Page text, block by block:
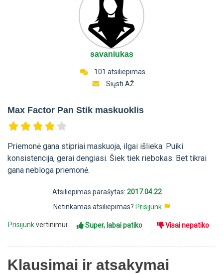
savaniukas
101 atsiliepimas
Siųsti AŽ
Max Factor Pan Stik maskuoklis
Priemonė gana stipriai maskuoja, ilgai išlieka. Puiki
konsistencija, gerai dengiasi. Šiek tiek riebokas. Bet tikrai
gana nebloga priemonė.
Atsiliepimas parašytas: 2017.04.22
Netinkamas atsiliepimas? Prisijunk
Prisijunkvertinimui: Super, labai patiko Visai nepatiko
Klausimai ir atsakymai